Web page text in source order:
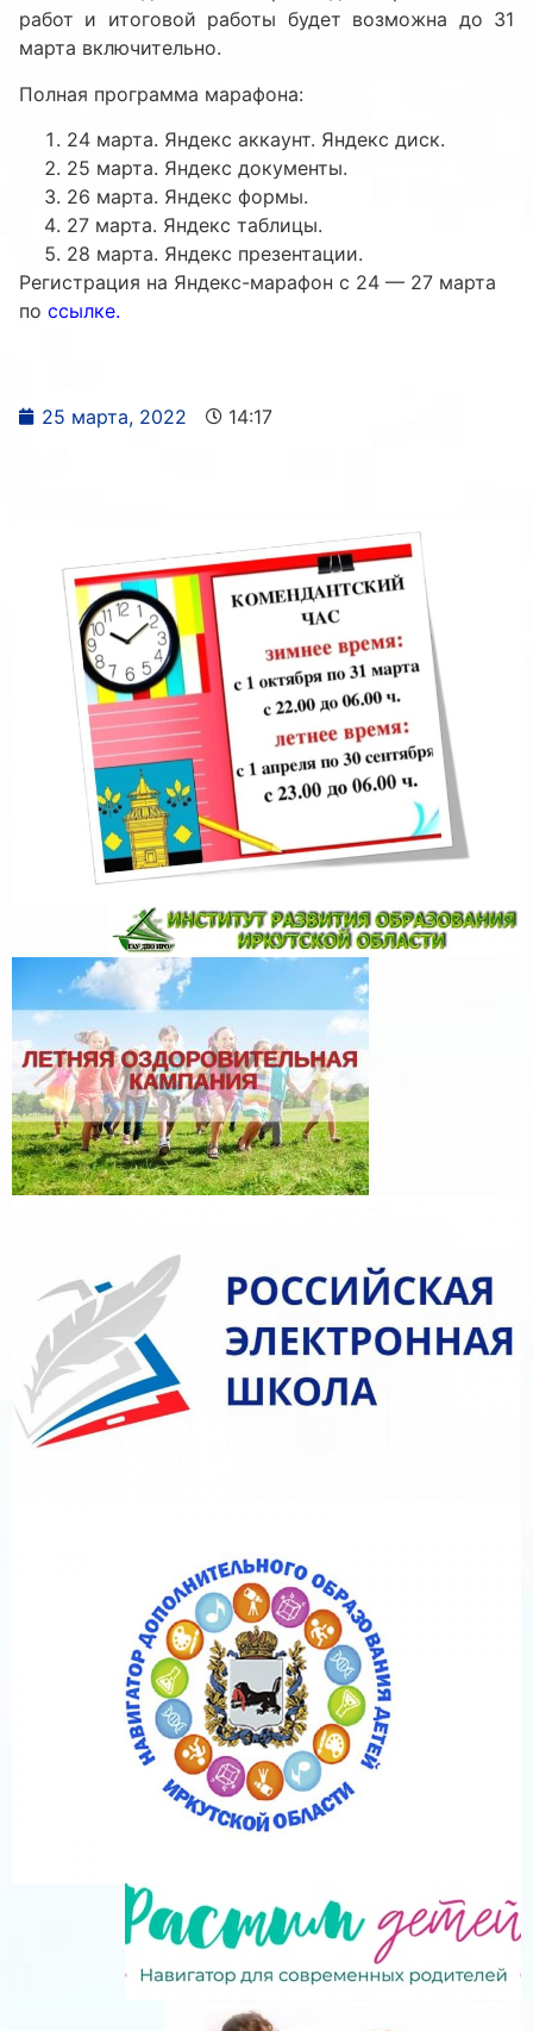
работ и итоговой работы будет возможна до 31
марта включительно.
Полная программа марафона:
24 марта. Яндекс аккаунт. Яндекс диск.
25 марта. Яндекс документы.
26 марта. Яндекс формы.
27 марта. Яндекс таблицы.
28 марта. Яндекс презентации.
Регистрация на Яндекс-марафон с 24 — 27 марта
по ссылке.
25 марта, 2022 14:17